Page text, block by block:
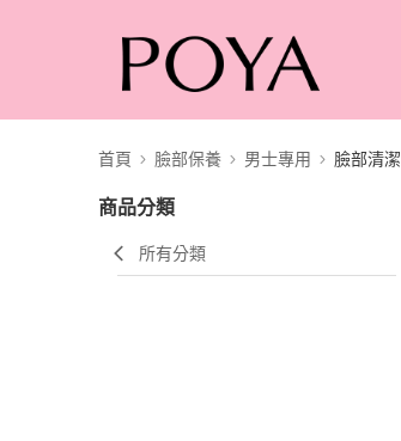
首頁 臉部保養 男士專用 臉部清潔
商品分類
所有分類